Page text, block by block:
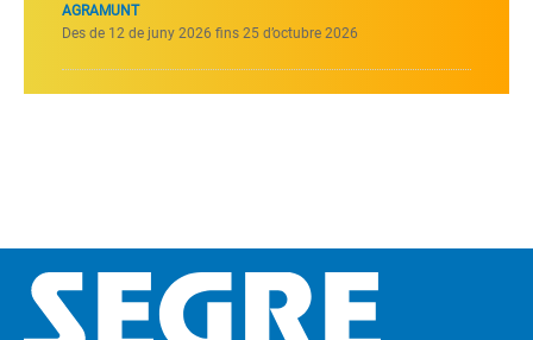
AGRAMUNT
Des de 12 de juny 2026 fins 25 d’octubre 2026